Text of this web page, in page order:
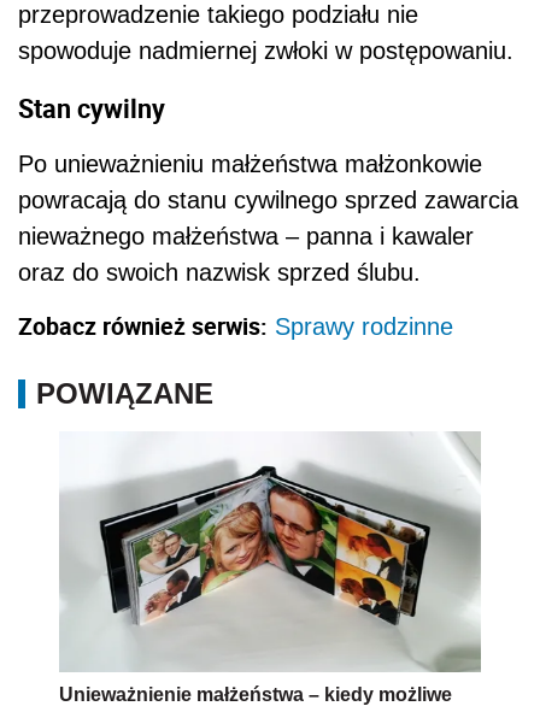
przeprowadzenie takiego podziału nie
spowoduje nadmiernej zwłoki w postępowaniu.
Stan cywilny
Po unieważnieniu małżeństwa małżonkowie
powracają do stanu cywilnego sprzed zawarcia
nieważnego małżeństwa – panna i kawaler
oraz do swoich nazwisk sprzed ślubu.
Zobacz również serwis: Sprawy rodzinne
POWIĄZANE
Unieważnienie małżeństwa – kiedy możliwe